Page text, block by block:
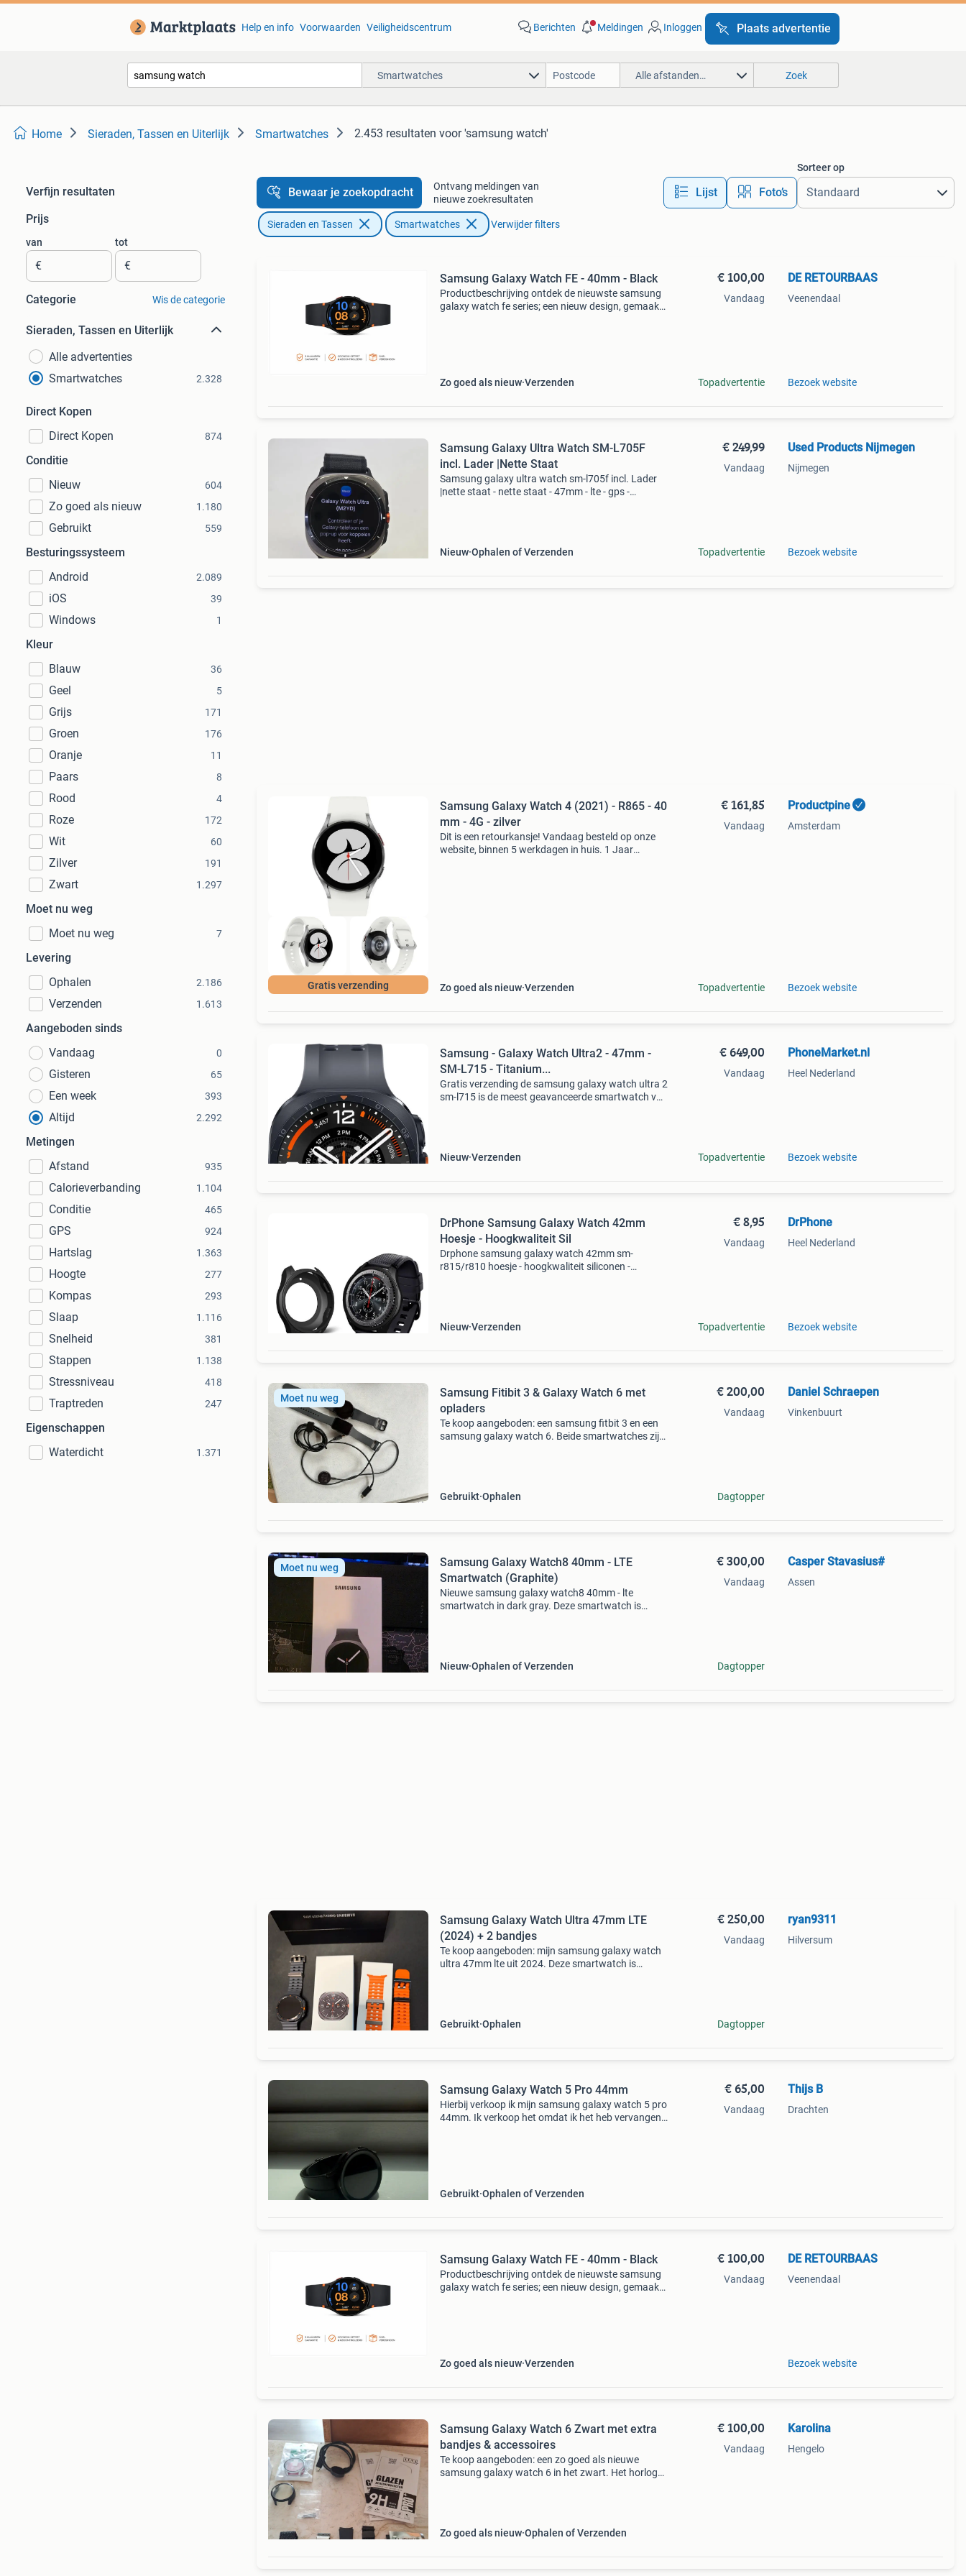
Help en info Voorwaarden Veiligheidscentrum Berichten Meldingen Inloggen Plaats advertentie
Smartwatches Alle afstanden… Zoek
Home Sieraden, Tassen en Uiterlijk Smartwatches 2.453 resultaten voor 'samsung watch'
Verfijn resultaten
Prijs
van
€
tot
€
Categorie Wis de categorie
Sieraden, Tassen en Uiterlijk
Alle advertenties
Smartwatches
2.328
Direct Kopen
Direct Kopen
874
Conditie
Nieuw
604
Zo goed als nieuw 1.180
Gebruikt 559
Besturingssysteem
Android
2.089
iOS 39
Windows 1
Kleur
Blauw
36
Geel 5
Grijs 171
Groen 176
Oranje 11
Paars 8
Rood 4
Roze 172
Wit 60
Zilver 191
Zwart 1.297
Moet nu weg
Moet nu weg
7
Levering
Ophalen
2.186
Verzenden 1.613
Aangeboden sinds
Vandaag
0
Gisteren 65
Een week 393
Altijd 2.292
Metingen
Afstand
935
Calorieverbanding 1.104
Conditie 465
GPS 924
Hartslag 1.363
Hoogte 277
Kompas 293
Slaap 1.116
Snelheid 381
Stappen 1.138
Stressniveau 418
Traptreden 247
Eigenschappen
Waterdicht
1.371
Bewaar je zoekopdracht
Ontvang meldingen van
nieuwe zoekresultaten
Lijst Foto’s
Sorteer op
Sieraden en Tassen Smartwatches Verwijder filters
Samsung Galaxy Watch FE - 40mm - Black
Productbeschrijving ontdek de nieuwste samsung
galaxy watch fe series; een nieuw design, gemaakt
Zo goed als nieuw Verzenden
€ 100,00
Vandaag
Topadvertentie
DE RETOURBAAS
Veenendaal
Bezoek website
Samsung Galaxy Ultra Watch SM-L705F
incl. Lader |Nette Staat
Samsung galaxy ultra watch sm-l705f incl. Lader
|nette staat - nette staat - 47mm - lte - gps -
Nieuw Ophalen of Verzenden
€ 249,99
Vandaag
Topadvertentie
Used Products Nijmegen
Nijmegen
Bezoek website
Gratis verzending
Samsung Galaxy Watch 4 (2021) - R865 - 40
mm - 4G - zilver
Dit is een retourkansje! Vandaag besteld op onze
website, binnen 5 werkdagen in huis. 1 Jaar
Zo goed als nieuw Verzenden
€ 161,85
Vandaag
Topadvertentie
Productpine
Amsterdam
Bezoek website
Samsung - Galaxy Watch Ultra2 - 47mm -
SM-L715 - Titanium...
Gratis verzending de samsung galaxy watch ultra 2
sm-l715 is de meest geavanceerde smartwatch van
Nieuw Verzenden
€ 649,00
Vandaag
Topadvertentie
PhoneMarket.nl
Heel Nederland
Bezoek website
DrPhone Samsung Galaxy Watch 42mm
Hoesje - Hoogkwaliteit Sil
Drphone samsung galaxy watch 42mm sm-
r815/r810 hoesje - hoogkwaliteit siliconen -
Nieuw Verzenden
€ 8,95
Vandaag
Topadvertentie
DrPhone
Heel Nederland
Bezoek website
Moet nu weg
Samsung Fitibit 3 & Galaxy Watch 6 met
opladers
Te koop aangeboden: een samsung fitbit 3 en een
samsung galaxy watch 6. Beide smartwatches zijn
Gebruikt Ophalen
€ 200,00
Vandaag
Dagtopper
Daniel Schraepen
Vinkenbuurt
Moet nu weg
Samsung Galaxy Watch8 40mm - LTE
Smartwatch (Graphite)
Nieuwe samsung galaxy watch8 40mm - lte
smartwatch in dark gray. Deze smartwatch is
Nieuw Ophalen of Verzenden
€ 300,00
Vandaag
Dagtopper
Casper Stavasius#
Assen
Samsung Galaxy Watch Ultra 47mm LTE
(2024) + 2 bandjes
Te koop aangeboden: mijn samsung galaxy watch
ultra 47mm lte uit 2024. Deze smartwatch is
Gebruikt Ophalen
€ 250,00
Vandaag
Dagtopper
ryan9311
Hilversum
Samsung Galaxy Watch 5 Pro 44mm
Hierbij verkoop ik mijn samsung galaxy watch 5 pro
44mm. Ik verkoop het omdat ik het heb vervangen
Gebruikt Ophalen of Verzenden
€ 65,00
Vandaag
Thijs B
Drachten
Samsung Galaxy Watch FE - 40mm - Black
Productbeschrijving ontdek de nieuwste samsung
galaxy watch fe series; een nieuw design, gemaakt
Zo goed als nieuw Verzenden
€ 100,00
Vandaag
DE RETOURBAAS
Veenendaal
Bezoek website
Samsung Galaxy Watch 6 Zwart met extra
bandjes & accessoires
Te koop aangeboden: een zo goed als nieuwe
samsung galaxy watch 6 in het zwart. Het horloge
Zo goed als nieuw Ophalen of Verzenden
€ 100,00
Vandaag
Karolina
Hengelo